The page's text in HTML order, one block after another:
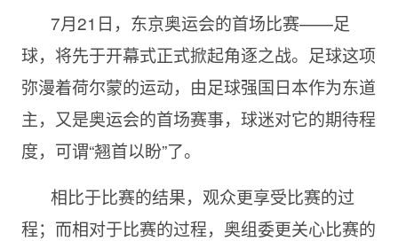
7月21日，东京奥运会的首场比赛——足
球，将先于开幕式正式掀起角逐之战。足球这项
弥漫着荷尔蒙的运动，由足球强国日本作为东道
主，又是奥运会的首场赛事，球迷对它的期待程
度，可谓“翘首以盼”了。
相比于比赛的结果，观众更享受比赛的过
程；而相对于比赛的过程，奥组委更关心比赛的